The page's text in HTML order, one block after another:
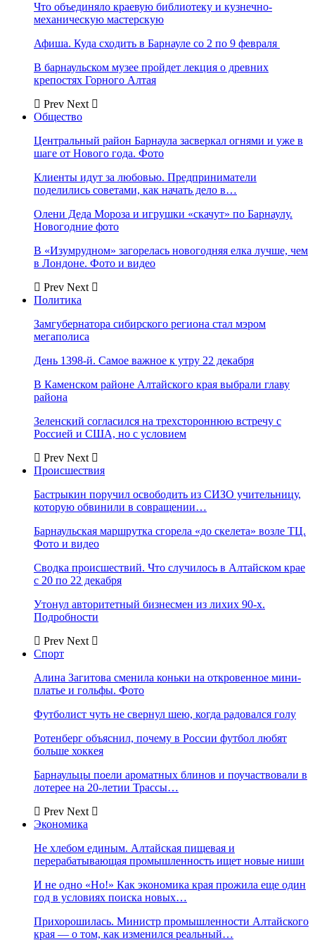
Что объединяло краевую библиотеку и кузнечно-
механическую мастерскую
Афиша. Куда сходить в Барнауле со 2 по 9 февраля
В барнаульском музее пройдет лекция о древних
крепостях Горного Алтая
Prev Next
Общество
Центральный район Барнаула засверкал огнями и уже в
шаге от Нового года. Фото
Клиенты идут за любовью. Предприниматели
поделились советами, как начать дело в…
Олени Деда Мороза и игрушки «скачут» по Барнаулу.
Новогодние фото
В «Изумрудном» загорелась новогодняя елка лучше, чем
в Лондоне. Фото и видео
Prev Next
Политика
Замгубернатора сибирского региона стал мэром
мегаполиса
День 1398-й. Самое важное к утру 22 декабря
В Каменском районе Алтайского края выбрали главу
района
Зеленский согласился на трехстороннюю встречу с
Россией и США, но с условием
Prev Next
Происшествия
Бастрыкин поручил освободить из СИЗО учительницу,
которую обвинили в совращении…
Барнаульская маршрутка сгорела «до скелета» возле ТЦ.
Фото и видео
Сводка происшествий. Что случилось в Алтайском крае
с 20 по 22 декабря
Утонул авторитетный бизнесмен из лихих 90-х.
Подробности
Prev Next
Спорт
Алина Загитова сменила коньки на откровенное мини-
платье и гольфы. Фото
Футболист чуть не свернул шею, когда радовался голу
Ротенберг объяснил, почему в России футбол любят
больше хоккея
Барнаульцы поели ароматных блинов и поучаствовали в
лотерее на 20-летии Трассы…
Prev Next
Экономика
Не хлебом единым. Алтайская пищевая и
перерабатывающая промышленность ищет новые ниши
И не одно «Но!» Как экономика края прожила еще один
год в условиях поиска новых…
Прихорошилась. Министр промышленности Алтайского
края — о том, как изменился реальный…